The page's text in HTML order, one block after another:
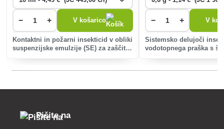
− + V košarico
Kontaktni in požarni insekticid v obliki
suspenzijske emulzije (SE) za zaščito
− + V
Sistemsko delujoči
vodotopnega praška s
Pišite na